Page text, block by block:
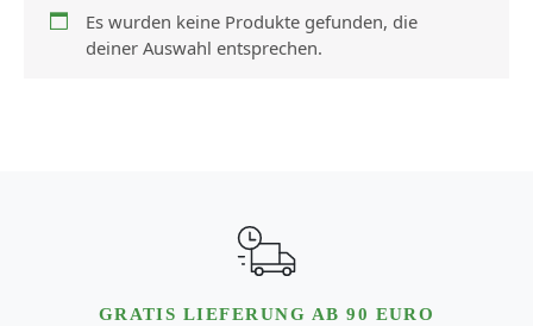
Es wurden keine Produkte gefunden, die
deiner Auswahl entsprechen.
GRATIS LIEFERUNG AB 90 EURO